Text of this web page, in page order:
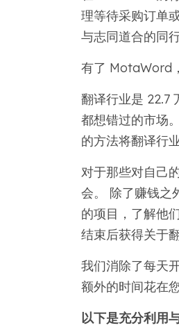
理等待采购订单
与志同道合的同行
有了 MotaWord
翻译行业是 22.7
都想错过的市场
的方法将翻译行
对于那些对自己
会。 除了赚钱之
的项目，了解他
结束后获得关于
我们消除了每天
额外的时间花在
以下是充分利用